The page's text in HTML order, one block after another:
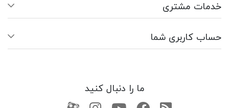
خدمات مشتری
حساب کاربری شما
ما را دنبال کنید